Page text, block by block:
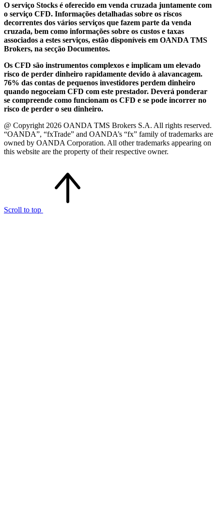
O serviço Stocks é oferecido em venda cruzada juntamente com
o serviço CFD. Informações detalhadas sobre os riscos
decorrentes dos vários serviços que fazem parte da venda
cruzada, bem como informações sobre os custos e taxas
associados a estes serviços, estão disponíveis em OANDA TMS
Brokers, na secção Documentos.
Os CFD são instrumentos complexos e implicam um elevado
risco de perder dinheiro rapidamente devido à alavancagem.
76% das contas de pequenos investidores perdem dinheiro
quando negoceiam CFD com este prestador. Deverá ponderar
se compreende como funcionam os CFD e se pode incorrer no
risco de perder o seu dinheiro.
@ Copyright 2026 OANDA TMS Brokers S.A. All rights reserved.
“OANDA”, “fxTrade” and OANDA’s “fx” family of trademarks are
owned by OANDA Corporation. All other trademarks appearing on
this website are the property of their respective owner.
Scroll to top